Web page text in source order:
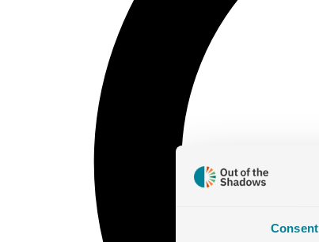
Consent